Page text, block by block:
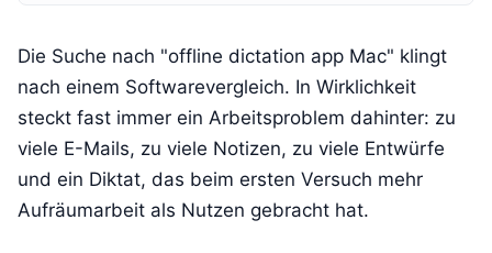
Die Suche nach "offline dictation app Mac" klingt
nach einem Softwarevergleich. In Wirklichkeit
steckt fast immer ein Arbeitsproblem dahinter: zu
viele E-Mails, zu viele Notizen, zu viele Entwürfe
und ein Diktat, das beim ersten Versuch mehr
Aufräumarbeit als Nutzen gebracht hat.